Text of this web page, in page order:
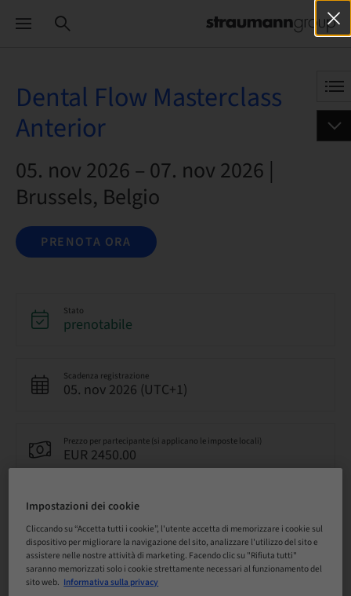
Dental Flow Masterclass
Anterior
05. nov 2026 – 07. nov 2026 |
Brussels, Belgio
PRENOTA ORA
Stato
prenotabile
Scadenza registrazione
05. nov 2026 (UTC+1)
Prezzo per partecipante (si applicano le imposte locali)
EUR 2450.00
Lingua
Inglese
Punti
0.00 Punti
Impostazioni dei cookie
Cliccando su “Accetta tutti i cookie”, l'utente accetta di memorizzare i cookie sul
dispositivo per migliorare la navigazione del sito, analizzare l'utilizzo del sito e
assistere nelle nostre attività di marketing. Facendo clic su "Rifiuta tutti"
saranno memorizzati solo i cookie strettamente necessari al funzionamento del
sito web. Informativa sulla privacy